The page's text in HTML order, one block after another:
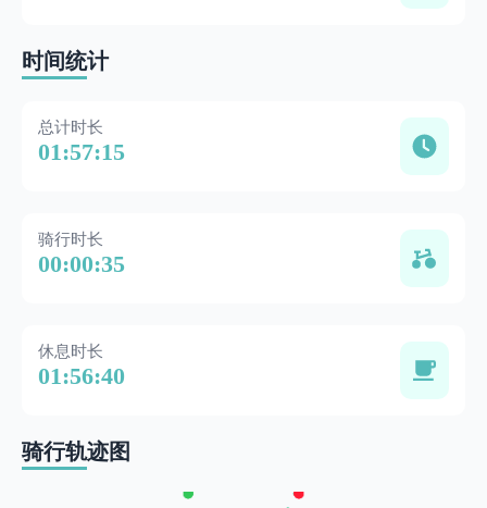
时间统计
总计时长
01:57:15
骑行时长
00:00:35
休息时长
01:56:40
骑行轨迹图